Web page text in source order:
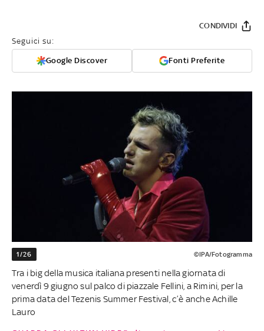
Seguici su:
Google Discover Fonti Preferite
CONDIVIDI
1/26 ©IPA/Fotogramma
Tra i big della musica italiana presenti nella giornata di
venerdì 9 giugno sul palco di piazzale Fellini, a Rimini, per la
prima data del Tezenis Summer Festival, c’è anche Achille
Lauro